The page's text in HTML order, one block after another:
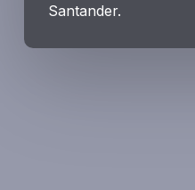
Santander.